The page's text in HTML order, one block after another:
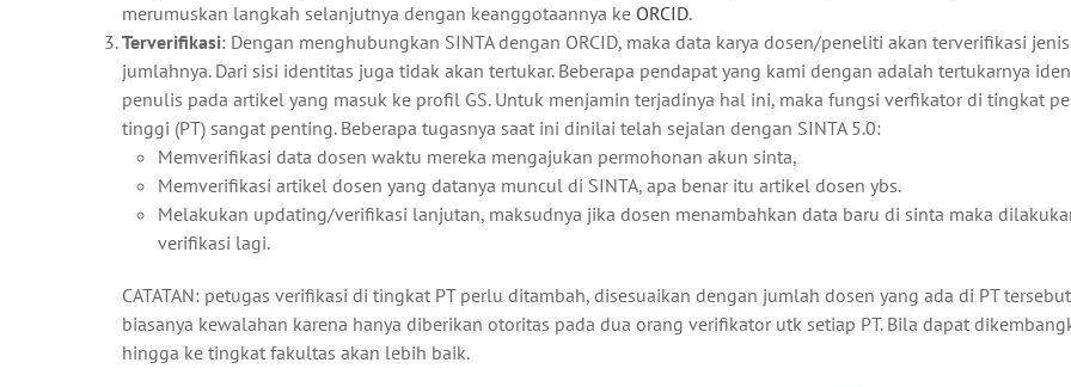
merumuskan langkah selanjutnya dengan keanggotaannya ke ORCID.
Terverifikasi: Dengan menghubungkan SINTA dengan ORCID, maka data karya dosen/peneliti akan terverifikasi
jumlahnya. Dari sisi identitas juga tidak akan tertukar. Beberapa pendapat yang kami dengan adalah tertukarnya
penulis pada artikel yang masuk ke profil GS. Untuk menjamin terjadinya hal ini, maka fungsi verfikator di tingkat
tinggi (PT) sangat penting. Beberapa tugasnya saat ini dinilai telah sejalan dengan SINTA 5.0:
Memverifikasi data dosen waktu mereka mengajukan permohonan akun sinta,
Memverifikasi artikel dosen yang datanya muncul di SINTA, apa benar itu artikel dosen ybs.
Melakukan updating/verifikasi lanjutan, maksudnya jika dosen menambahkan data baru di sinta maka
verifikasi lagi.
CATATAN: petugas verifikasi di tingkat PT perlu ditambah, disesuaikan dengan jumlah dosen yang ada di PT
biasanya kewalahan karena hanya diberikan otoritas pada dua orang verifikator utk setiap PT. Bila dapat
hingga ke tingkat fakultas akan lebih baik.